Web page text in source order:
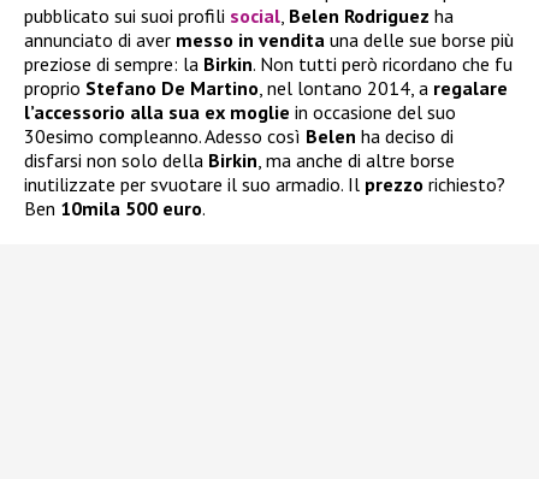
pubblicato sui suoi profili social, Belen Rodriguez ha
annunciato di aver messo in vendita una delle sue borse più
preziose di sempre: la Birkin. Non tutti però ricordano che fu
proprio Stefano De Martino, nel lontano 2014, a regalare
l’accessorio alla sua ex moglie in occasione del suo
30esimo compleanno. Adesso così Belen ha deciso di
disfarsi non solo della Birkin, ma anche di altre borse
inutilizzate per svuotare il suo armadio. Il prezzo richiesto?
Ben 10mila 500 euro.